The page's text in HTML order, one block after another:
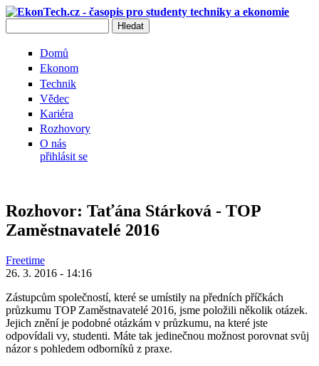
Přejít k hlavnímu obsahu
Domů
Ekonom
Technik
Vědec
Kariéra
Rozhovory
O nás
přihlásit se
Rozhovor: Taťána Stárková - TOP
Zaměstnavatelé 2016
Freetime
26. 3. 2016 - 14:16
Zástupcům společností, které se umístily na předních příčkách
průzkumu TOP Zaměstnavatelé 2016, jsme položili několik otázek.
Jejich znění je podobné otázkám v průzkumu, na které jste
odpovídali vy, studenti. Máte tak jedinečnou možnost porovnat svůj
názor s pohledem odborníků z praxe.